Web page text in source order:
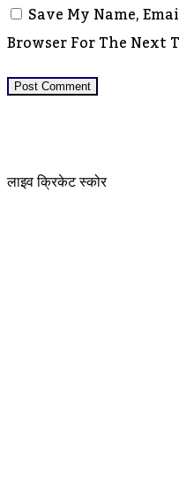
Save My Name,
Browser For The Next
लाइव क्रिकेट स्कोर